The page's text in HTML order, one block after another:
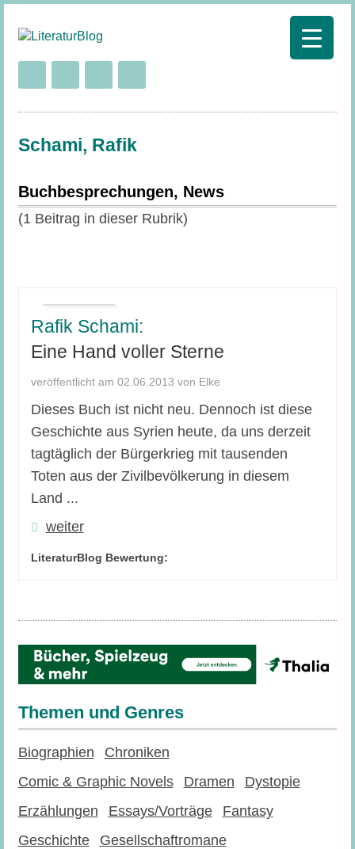
Schami, Rafik
Buchbesprechungen, News
(1 Beitrag in dieser Rubrik)
Rafik Schami:
Eine Hand voller Sterne
veröffentlicht am 02.06.2013 von Elke
Dieses Buch ist nicht neu. Dennoch ist diese
Geschichte aus Syrien heute, da uns derzeit
tagtäglich der Bürgerkrieg mit tausenden
Toten aus der Zivilbevölkerung in diesem
Land ...
weiter
LiteraturBlog Bewertung:
Themen und Genres
Biographien
Chroniken
Comic & Graphic Novels
Dramen
Dystopie
Erzählungen
Essays/Vorträge
Fantasy
Geschichte
Gesellschaftromane